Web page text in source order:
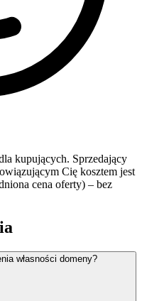
kupujących. Sprzedający
Cię kosztem jest
cena oferty) – bez
własności domeny?